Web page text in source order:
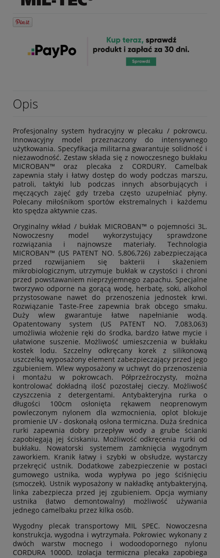
Opis
Profesjonalny system hydracyjny w plecaku / pokrowcu.
Innowacyjny model przeznaczony do intensywnego
użytkowania. Specyfikacja militarna gwarantuje solidność i
niezawodność. Zestaw składa się z nowoczesnego bukłaku
MICROBAN™ oraz plecaka z CORDURY. Camelbak
zapewnia stały i łatwy dostęp do wody podczas marszu,
patroli, taktyki lub podczas innych absorbujących i
męczących zajęć gdy trzeba często uzupełniać płyny.
Polecany miłośnikom sportów ekstremalnych i każdemu
kto spędza aktywnie czas.
Oryginalny wkład / bukłak MICROBAN™ o pojemności 3L.
Nowoczesny model wykorzystujący sprawdzone
rozwiązania i najnowsze materiały. Technologia
MICROBAN™ (US PATENT NO. 5,806,726) zabezpieczająca
przed rozwijaniem się bakterii i skażeniem
mikrobiologicznym, utrzymuje bukłak w czystości i chroni
przed powstawaniem nieprzyjemnego zapachu. Specjalne
tworzywo odporne na gorącą wodę, herbatę, soki, alkohol
przystosowane nawet do przenoszenia jednostek krwi.
Rozwiązanie Taste-Free zapewnia brak obcego smaku.
Duży wlew gwarantuje łatwe napełnianie wodą.
Opatentowany system (US PATENT NO. 7,083,063)
umożliwia włożenie ręki do środka, bardzo łatwe mycie i
ułatwione suszenie. Możliwość umieszczenia w bukłaku
kostek lodu. Szczelny odkręcany korek z silikonową
uszczelką wyposażony element zabezpieczający przed jego
zgubieniem. Wlew wyposażony w uchwyt do przenoszenia
i montażu w pokrowcach. Półprzeźroczysty, można
kontrolować dokładną ilość pozostałej cieczy. Możliwość
czyszczenia z detergentami. Antybakteryjna rurka o
długości 100cm osłonięta rękawem neoprenowym
powleczonym nylonem dla wzmocnienia, oplot blokuje
promienie UV - doskonałą osłona termiczna. Duża średnica
rurki zapewnia dobry przepływ wody a grube ścianki
zapobiegają jej ściskaniu. Możliwość odkręcenia rurki od
bukłaku. Nowatorski systemem zamknięcia wygodnym
zaworkiem. Kranik łatwy i szybki w obsłudze, wystarczy
przekręcić ustnik. Dodatkowe zabezpieczenie w postaci
gumowego ustnika, woda wypływa po jego ściśnięciu
(smoczek). Ustnik wyposażony w nakładkę antybakteryjną,
linka zabezpiecza przed jej zgubieniem. Opcja wymiany
ustnika (łatwo demontowalny) możliwość używania
jednego camelbaku przez kilka osób.
Wygodny plecak transportowy MIL SPEC. Nowoczesna
konstrukcja, wygodna i wytrzymała. Pokrowiec wykonany z
dwóch warstw mocnego i wodoodopornego nylonu
CORDURA 1000D. Izolacja termiczna plecaka zapobiega